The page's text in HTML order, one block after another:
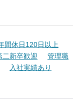
間休日120日以上
二新卒歓迎
管理職
入社実績あり